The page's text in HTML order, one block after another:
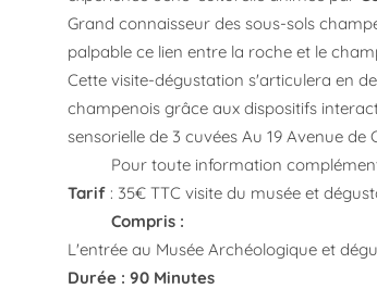
Grand connaisseur des sous-sols
palpable ce lien entre la roche et le
Cette visite-dégustation s'articulera en
champenois grâce aux dispositifs
sensorielle de 3 cuvées Au 19 Avenue de
Pour toute information
Tarif : 35€ TTC visite du musée et
Compris :
L'entrée au Musée Archéologique et
Durée : 90 Minutes